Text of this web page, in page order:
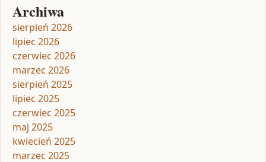
Archiwa
sierpień 2026
lipiec 2026
czerwiec 2026
marzec 2026
sierpień 2025
lipiec 2025
czerwiec 2025
maj 2025
kwiecień 2025
marzec 2025